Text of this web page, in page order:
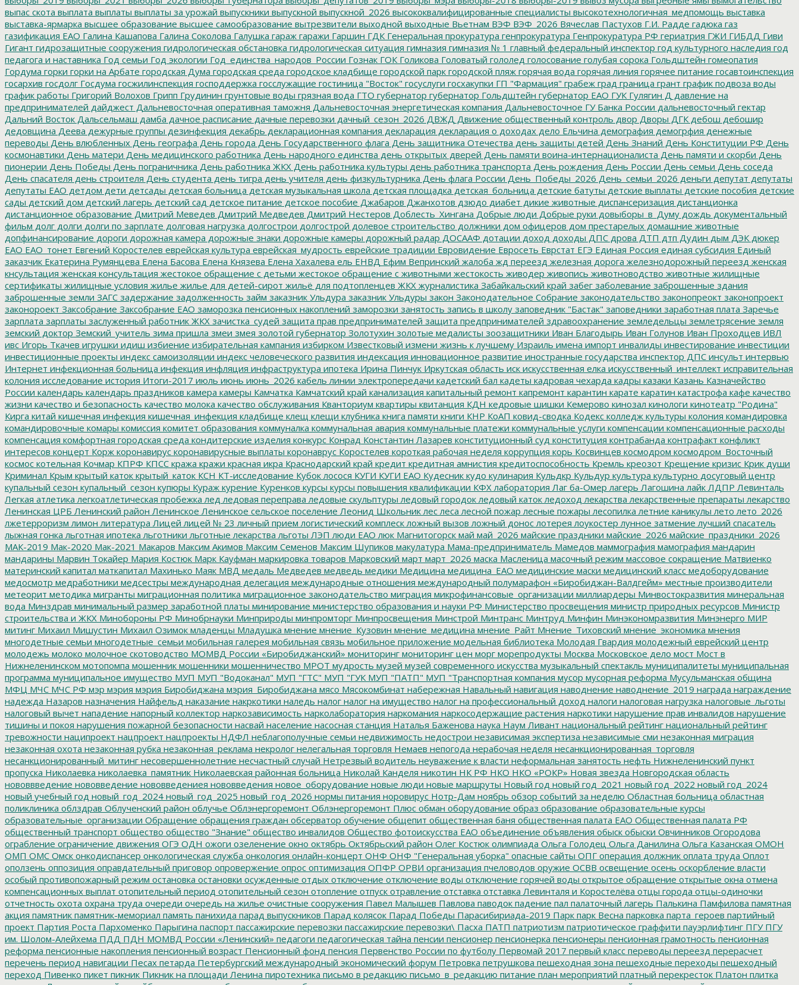
выпас скота выплата выплаты выплаты за урожай выпускники выпускной выпускной_2026 высококвалифицированные специалисты высокотехнологичная_медпомощь выставка
выставка-ярмарка высшее образование высшее самообразование вытрезвители выходной выходные Вьетнам ВЭФ ВЭФ_2026 Вячеслав Пастухов Г.И. Радде гадюка газ
газификация ЕАО Галина Кашапова Галина Соколова Галушка гараж гаражи Гаршин ГДК Генеральная прокуратура генпрокуратура Генпрокуратура РФ гериатрия ГЖИ ГИБДД Гиви
Гигант гидрозащитные сооружения гидрологическая обстановка гидрологическая ситуация гимназия гимназия № 1 главный федеральный инспектор год культурного наследия год
педагога и наставника Год семьи Год экологии Год_единства_народов_России Гознак ГОК Голикова Головатый гололед голосование голубая сорока Гольдштейн гомеопатия
Гордума горки горки на Арбате городская Дума городская среда городское кладбище городской парк городской пляж горячая вода горячая линия горячее питание госавтоинспекция
госархив госдолг Госдума госжилинспекция господдержка госслужащие гостиница "Восток" госуслуги госхакупки ГП "Фармация" грабеж град граница грант график подвоза воды
график работы Григорий Волохов Грипп Грудинин грунтовые воды грязная вода ГТО губернатор губернатор Гольдштейн губернатор ЕАО ГУК Гулягин Д давление на
предпринимателей дайджест Дальневосточная оперативная таможня Дальневосточная энергетическая компания Дальневосточное ГУ Банка России дальневосточный гектар
Дальний Восток Дальсельмаш дамба дачное расписание дачные перевозки дачный_сезон_2026 ДВЖД Движение общественный контроль двор Дворы ДГК дебош дебошир
дедовщина Деева дежурные группы дезинфекция декабрь декларационная компания декларация декларация о доходах дело Ельчина демография демогрфия денежные
переводы День влюбленных День географа День города День Государственного флага День защитника Отечества день защиты детей День Знаний День Конституции РФ День
космонавтики День матери День медицинского работника День народного единства день открытых дверей День памяти воина-интернационалиста День памяти и скорби День
пионерии День Победы День пограничника День работника ЖКХ День работника культуры день работника транспорта День рождения День России День семьи День соседа
День спасателя день строителя День студента день тигра день учителя день физкультурника День флага России День_Победы_2026 День_семьи_2026 деньги депутат депутаты
депутаты ЕАО детдом дети детсады детская больница детская музыкальная школа детская площадка детская_больница детские батуты детские выплаты детские пособия детские
сады детский дом детский лагерь детский сад детское питание детское пособие Джабаров Джанхотов дзюдо диабет дикие животные диспансеризация дистанционка
дистанционное образование Дмитрий Меведев Дмитрий Медведев Дмитрий Нестеров Доблесть_Хингана Добрые люди Добрые руки довыборы_в_Думу дождь документальный
фильм долг долги долги по зарплате долговая нагрузка долгострои долгострой долевое строительство должники дом офицеров дом престарелых домашние животные
допфинансирование дороги дорожная камера дорожные знаки дорожные камеры дорожный радар ДОСААФ дотации доход доходы ДПС дрова ДТП дтп Дудин дым ДЭК дюкер
ЕАО ЕАО_тонет Евгений Коростелев еврейская культура еврейская_мудрость еврейские традиции Евровидение Евросеть Еврстат ЕГЭ Единая Россия единая субсидия Единый
заказчик Екатерина Румянцева Елена Басова Елена Князева Елена Хахалева ель ЕНВД Ефим Вепринский жалоба жд переезд железная дорога железнодорожный переезд женская
кнсультация женская консультация жестокое обращение с детьми жестокое обращение с животными жестокость живодер живопись животноводство животные жилищные
сертификаты жилищные условия жилье жилье для детей-сирот жильё для подтопленцев ЖКХ журналистика Забайкальский край забег заболевание заброшенные здания
заброшенные земли ЗАГС задержание задолженность займ заказник Ульдура заказник Ульдуры закон Законодательное Собрание законодательство законопреокт законопроект
законороект Заксобрание Заксобрание ЕАО заморозка пенсионных накоплений заморозки занятость запись в школу заповедник "Бастак" заповедники заработная плата Заречье
зарплата зарплаты заслуженный работник ЖКХ зачистка_судей защита прав предпринимателей защита предпринимателей здравоохранение земледельцы землетрясение земля
земский доктор Земский_учитель зима пришла змеи змея золотой губернатор Золотухин золотые медалисты зоозащитники Иван Благодырь Иван Голунов Иван Проходцев ИВЛ
ивс Игорь Ткачев игрушки идиш избиение избирательная кампания избирком Известковый измени жизнь к лучшему Израиль имена импорт инвалиды инвестирование инвестиции
инвестиционные проекты индекс самоизоляции индекс человеческого развития индексация инновационное развитие иностранные государства инспектор ДПС инсульт интервью
Интернет инфекционная больница инфекция инфляция инфраструктура ипотека Ирина Пинчук Иркутская область иск искусственная елка искусственный_интеллект исправительная
колония исследование история Итоги-2017 июль июнь июнь_2026 кабель линии электропередачи кадетский бал кадеты кадровая чехарда кадры казаки Казань Казначейство
России календарь календарь праздников камера камеры Камчатка Камчатский край канализация капитальный ремонт капремонт карантин карате каратин катастрофа кафе качество
жизни качество и безопасность качество молока качество обслуживания Кванториум квартиры квитанция КДН кедровые шишки Кемерово кинозал кинологи кинотеатр "Родина"
Кирга китай кишечная инфекция кишечная_инфекция кладбище клещ клещи клубника книга памяти книги КНР КоАП ковид-сводка Кодекс колледж культуры колония командировка
командировочные комары комиссия комитет образования коммуналка коммунальная авария коммунальные платежи коммунальные услуги компенсации компенсационные расходы
компенсация комфортная городская среда кондитерские изделия конкурс Конрад Константин Лазарев конституционный суд конституция контрабанда контрафакт конфликт
интересов концерт Корж коронавирус коронавирусные выплаты коронаврус Коростелев короткая рабочая неделя коррупция корь Косвинцев космодром космодром_Восточный
космос котельная Кочмар КПРФ КПСС кража кражи красная икра Краснодарский край кредит кредитная амнистия кредитоспособность Кремль креозот Крещение кризис Крик души
Криминал Крым крытый каток крытый_каток КСН КТ-исследование Кубок лосося КУГИ КУГИ ЕАО Кудесник кудо кулинария Кульдкр Кульдур культура культурно досуговый центр
купальный сезон купальный_сезон купюры Кураж курение Куренков курсы курсы повышения квалификации КФХ лаборатория Лаг ба-Омер лагерь Лагошина лайк ЛДПР Левинталь
Легкая атлетика легкоатлетическая пробежка лед ледовая переправа ледовые скульптуры ледовый городок ледовый каток ледоход лекарства лекарственные препараты лекарство
Ленинская ЦРБ Ленинский район Ленинское Ленинское сельское поселение Леонид Школьник лес леса лесной пожар лесные пожары лесопилка летние каникулы лето лето_2026
лжетерроризм лимон литература Лицей лицей № 23 личный прием логистический комплеск ложный вызов ложный донос лотерея лоукостер лунное затмение лучший спасатель
лыжная гонка льготная ипотека льготники льготные лекарства льготы ЛЭП люди ЕАО люк Магнитогорск май май_2026 майские праздники майские_2026 майские_праздники_2026
МАК-2019 Мак-2020 Мак-2021 Макаров Максим Акимов Максим Семенов Максим Шупиков макулатура Мама-предприниматель Мамедов маммография мамография мандарин
мандарины Марвин Токайер Мария Костюк Марк Кауфман маркировка товаров Марковский март март_2026 маска Масленица масочный режим массовое сокращение Матвиенко
материнский капитал маткапитал Махинько Маяк МВД медаль Медведев медведь медики Медицина медицина_ЕАО медицинские маски медицинский класс медоборудование
медосмотр медработники медсестры международная делегация международные отношения международный полумарафон «Биробиджан-Валдгейм» местные производители
метеорит методика мигранты миграционная политика миграционное законодательство миграция микрофинансовые_организации миллиардеры Минвостокразвития минеральная
вода Минздрав минимальный размер заработной платы минирование министерство образования и науки РФ Министерство просвещения министр природных ресурсов Министр
строительства и ЖКХ Минобороны РФ Минобрнауки Минприроды минпромторг Минпросвещения Минстрой Минтранс Минтруд Минфин Минэкономразвития Минэнерго МИР
митинг Михаил Мишустин Михаил Озимок младенцы Младушка мнение мнение_Кузовин мнение_медицина мнение_Райт Мнение_Тиховский мнение_экономика мнения
многодетные семьи многодетные_семьи мобильная галерея мобильная связь мобильное приложение модельная библиотека Молодая Гвардия молодежный еврейский центр
молодежь молоко молочное скотоводство МОМВД России «Биробиджанский» мониторинг мониторинг цен морг морепродукты Москва Московское дело мост Мост в
Нижнеленинском мотопомпа мошенник мошенники мошенничество МРОТ мудрость музей музей современного искусства музыкальный спектакль муниципалитеты муниципальная
программа муниципальное имущество МУП МУП "Водоканал" МУП "ГТС" МУП "ГУК МУП "ПАТП" МУП "Транспортная компания мусор мусорная реформа Мусульманская община
МФЦ МЧС МЧС РФ мэр мэрия мэрия Биробиджана мэрия_Биробиджана мясо Мясокомбинат набережная Навальный навигация наводнение наводнение_2019 награда награждение
надежда Назаров назначения Найфельд наказание накркотики наледь налог налог на имущество налог на профессиональный доход налоги налоговая нагрузка налоговые_льготы
налоговый вычет нападение напорный коллектор наркозависимость нарколаборатория наркомания наркосодержащие растения наркотики нарушение прав инвалидов нарушение
тишины и покоя нарушения пожарной безопасности насвай население насосная станция Наталья Баженова наука Наум Ливант национальный рейтинг национальный рейтинг
тревожности наципроект нацпроект нацпроекты НДФЛ неблагополучные семьи недвижимость недострои независимая экспертиза независимые сми незаконная миграция
незаконная охота незаконная рубка незаконная_реклама некролог нелегальная торговля Немаев непогода нерабочая неделя несанкционированная_торговля
несанкционированный_митинг несовершеннолетние несчастный случай Нетрезвый водитель неуважение к власти неформальная занятость нефть Нижнеленинский пункт
пропуска Николаевка николаевка_памятник Николаевская районная больница Николай Канделя никотин НК РФ НКО НКО «РОКР» Новая звезда Новгородская область
нововвведение нововведение нововведениея нововведения новое_оборудование новые люди новые маршруты Новый год новый год_2021 новый год_2022 новый год_2024
новый учебный год новый_год_2024 новый_год_2025 новый_год_2026 нормы питания норовирус Нотр-Дам ноябрь обзор событий за неделю Областная больница областная
поликлиника облздрав Облученский район облучье Облэнергоремонт Облэнергоремонт Плюс обман оборудование образ образование образовательные курсы
образовательные_организации Обращение обращения граждан обсерватор обучение общепит общественная баня общественная палата ЕАО Общественная палата РФ
общественный транспорт общество общество "Знание" общество инвалидов Общество фотоискусства ЕАО объединение объявления обыск обыски Овчинников Огородова
ограбление ограничение движения ОГЭ ОДН ожоги озеленение окно октябрь Октябрьский район Олег Костюк олимпиада Ольга Голодец Ольга Данилина Ольга Казанская ОМОН
ОМП ОМС Омск онкодиспансер онкологическая служба онкология онлайн-концерт ОНФ ОНФ "Генеральная уборка" опасные сайты ОПГ операция должник оплата труда Оплот
оползень оппозиция оправдательный приговор опровержение опрос оптимизация ОПФР ОРВИ организация пчеловодов оружие ОСВВ освещение осень оскорбление власти
особый противопожарный режим остановка остановки осужденные отдых отключение отключение воды отключение горячей воды открытое обращение открытые окна отмена
компенсационных выплат отопительный период отопительный сезон отопление отпуск отравление отставка отставка Левинталя и Коростелёва отцы города отцы-одиночки
отчетность охота охрана труда очереди очередь на жилье очистные сооружения Павел Малышев Павлова паводок падение пал палаточный лагерь Палькина Памфилова памятная
акция памятник памятник-мемориал память панихида парад выпускников Парад колясок Парад Победы Парасибириада-2019 Парк парк Весна парковка парта_героев партийный
проект Партия Роста Пархоменко Парыгина паспорт пассажирские перевозки пассажирские перевозки\ Пасха ПАТП патриотизм патриотическое граффити пауэрлифтинг ПГУПГУ
им. Шолом-Алейхема ПДД ПДН МОМВД России «Ленинский» педагоги педагогическая тайна пенсии пенсионер пенсионерка пенсионеры пенсионная грамотность пенсионная
реформа пенсионные накопления пенсионный возраст Пенсионный фонд пенсия Первенство России по футболу Первомай 2017 первый класс переводы переезд перерасчет
перечень период навигации Песах петарда Петербургский международный экономический форум Петровка петрушкова пешеходная зона пешеходные переходы пешеходный
переход Пивенко пикет пикник Пикник на площади Ленина пиротехника письмо в редакцию письмо_в_редакцию питание план мероприятий платный перекресток Платон плитка